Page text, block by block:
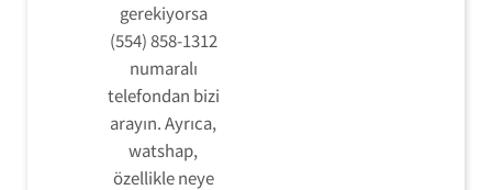
gerekiyorsa
(554) 858-1312
numaralı
telefondan bizi
arayın. Ayrıca,
watshap,
özellikle neye